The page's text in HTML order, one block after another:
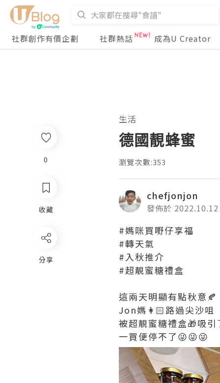
社群創作有價企劃 社群熱話 成為U Creator
0
收藏
分享
生活
德國靚蜂蜜
瀏覽次數:353
chefjonjon
發佈於 2022.10.12
#媽咪買嘢仔享福
#轉天氣
#入秋推介
#超靚蜜糖禮盒
這兩天明顯有點秋意🍂
Jon媽👩🏻路過尖沙咀
被超靚蜜糖禮盒🎁吸引
一買便停不了😜😜😜